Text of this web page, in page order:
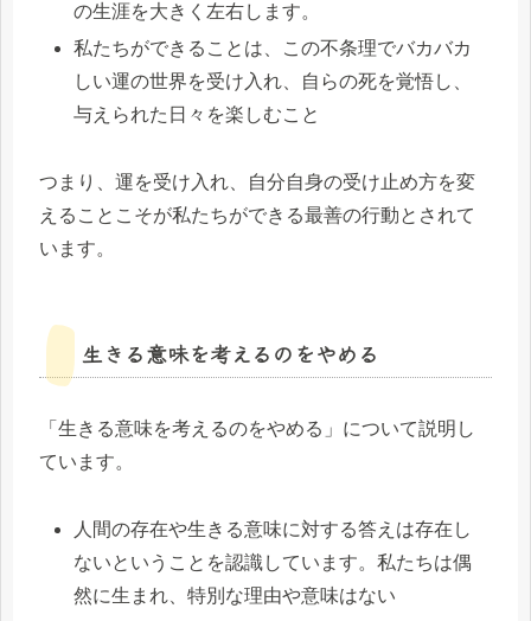
の生涯を大きく左右します。
私たちができることは、この不条理でバカバカ
しい運の世界を受け入れ、自らの死を覚悟し、
与えられた日々を楽しむこと
つまり、運を受け入れ、自分自身の受け止め方を変
えることこそが私たちができる最善の行動とされて
います。
生きる意味を考えるのをやめる
「生きる意味を考えるのをやめる」について説明し
ています。
人間の存在や生きる意味に対する答えは存在し
ないということを認識しています。私たちは偶
然に生まれ、特別な理由や意味はない